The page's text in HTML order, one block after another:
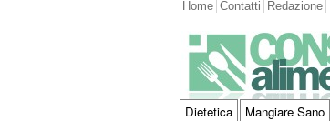
Home Contatti Redazione
Dietetica Mangiare Sano